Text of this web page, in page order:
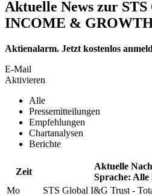
Aktuelle News zur
INCOME &
Aktienalarm. Jetzt kostenlos
E-Mail
Aktivieren
Alle
Pressemitteilungen
Empfehlungen
Chartanalysen
Berichte
Zeit
Aktuelle
Sprache: Alle
Mo
STS Global I&G Trust -